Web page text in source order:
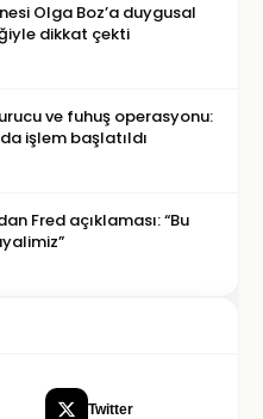
Olga Boz’a duygusal
dikkat çekti
ve fuhuş operasyonu:
işlem başlatıldı
Fred açıklaması: “Bu
Twitter